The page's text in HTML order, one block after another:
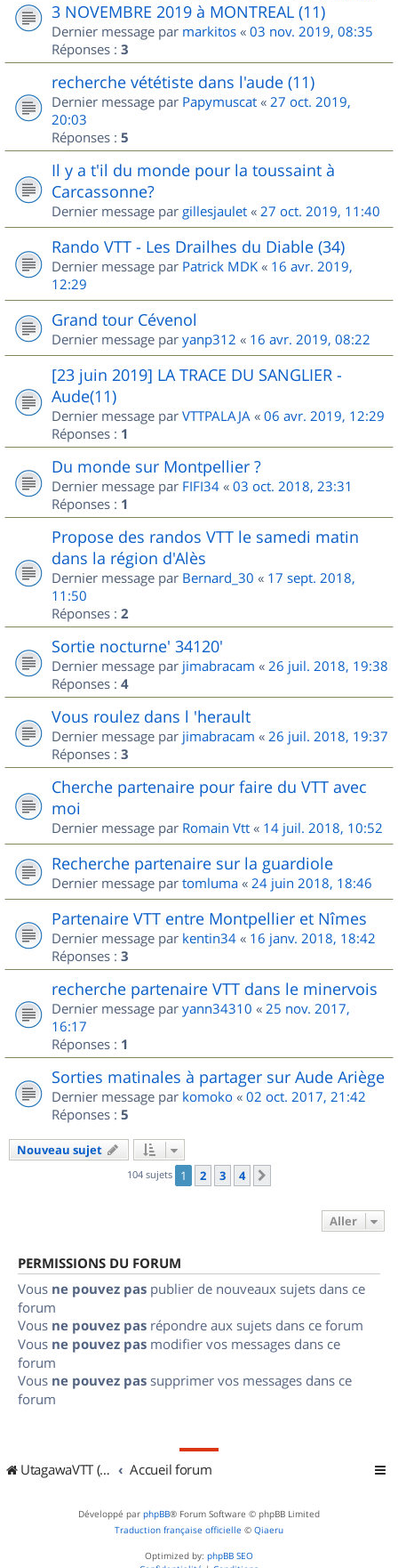
3 NOVEMBRE 2019 à MONTREAL (11)
Dernier message par markitos « 03 nov. 2019, 08:35
Réponses : 3
recherche vététiste dans l'aude (11)
Dernier message par Papymuscat « 27 oct. 2019,
20:03
Réponses : 5
Il y a t'il du monde pour la toussaint à
Carcassonne?
Dernier message par gillesjaulet « 27 oct. 2019, 11:40
Rando VTT - Les Drailhes du Diable (34)
Dernier message par Patrick MDK « 16 avr. 2019,
12:29
Grand tour Cévenol
Dernier message par yanp312 « 16 avr. 2019, 08:22
[23 juin 2019] LA TRACE DU SANGLIER -
Aude(11)
Dernier message par VTTPALAJA « 06 avr. 2019, 12:29
Réponses : 1
Du monde sur Montpellier ?
Dernier message par FIFI34 « 03 oct. 2018, 23:31
Réponses : 1
Propose des randos VTT le samedi matin
dans la région d'Alès
Dernier message par Bernard_30 « 17 sept. 2018,
11:50
Réponses : 2
Sortie nocturne' 34120'
Dernier message par jimabracam « 26 juil. 2018, 19:38
Réponses : 4
Vous roulez dans l 'herault
Dernier message par jimabracam « 26 juil. 2018, 19:37
Réponses : 3
Cherche partenaire pour faire du VTT avec
moi
Dernier message par Romain Vtt « 14 juil. 2018, 10:52
Recherche partenaire sur la guardiole
Dernier message par tomluma « 24 juin 2018, 18:46
Partenaire VTT entre Montpellier et Nîmes
Dernier message par kentin34 « 16 janv. 2018, 18:42
Réponses : 3
recherche partenaire VTT dans le minervois
Dernier message par yann34310 « 25 nov. 2017,
16:17
Réponses : 1
Sorties matinales à partager sur Aude Ariège
Dernier message par komoko « 02 oct. 2017, 21:42
Réponses : 5
Nouveau sujet
104 sujets 1 2 3 4
Aller
PERMISSIONS DU FORUM
Vous ne pouvez pas publier de nouveaux sujets dans ce
forum
Vous ne pouvez pas répondre aux sujets dans ce forum
Vous ne pouvez pas modifier vos messages dans ce
forum
Vous ne pouvez pas supprimer vos messages dans ce
forum
UtagawaVTT (Randos VTT et VTTAE avec traces GPS) Accueil forum
Développé par phpBB® Forum Software © phpBB Limited
Traduction française officielle © Qiaeru
Optimized by: phpBB SEO